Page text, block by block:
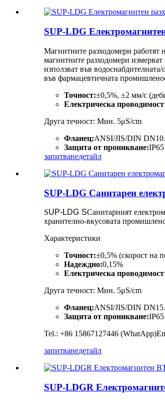
SUP-LDG
Магнитните разходомери работят
магнитните разходомери
използват във
във фармацевтичната
Точност:±0,5%, ±2 мм/с
Електрическа
Друга течност: Мин. 5μS/cm
Фланец:ANSI/JIS/DIN
Защита от проникване:IP65
запитванедетайл
SUP-LDG Санитарен
SUP-LDG SСанитарният
хранително-вкусовата
Характеристики
Точност:±0,5% (скорост на
Надеждно:0,15%
Електрическа
Друга течност: Мин. 5μS/cm
Фланец:ANSI/JIS/DIN
Защита от проникване:IP65
Tel.: +86 15867127446
запитванедетайл
SUP-LDGR